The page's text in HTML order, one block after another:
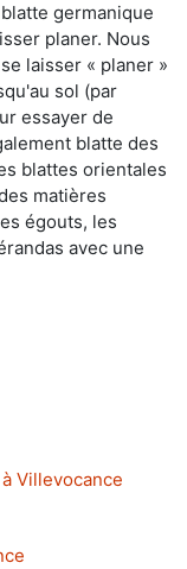
germanique
planer. Nous
laisser « planer »
sol (par
essayer de
blatte des
blattes orientales
matières
égouts, les
avec une
Villevocance